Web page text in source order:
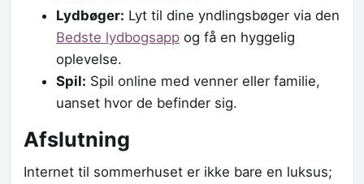
Lydbøger: Lyt til dine yndlingsbøger via den
Bedste lydbogsapp og få en hyggelig
oplevelse.
Spil: Spil online med venner eller familie,
uanset hvor de befinder sig.
Afslutning
Internet til sommerhuset er ikke bare en luksus;